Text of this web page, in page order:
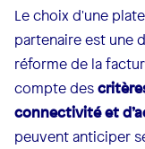
Le choix d'une
partenaire est une
réforme de la
compte des
connectivité et
peuvent anticiper